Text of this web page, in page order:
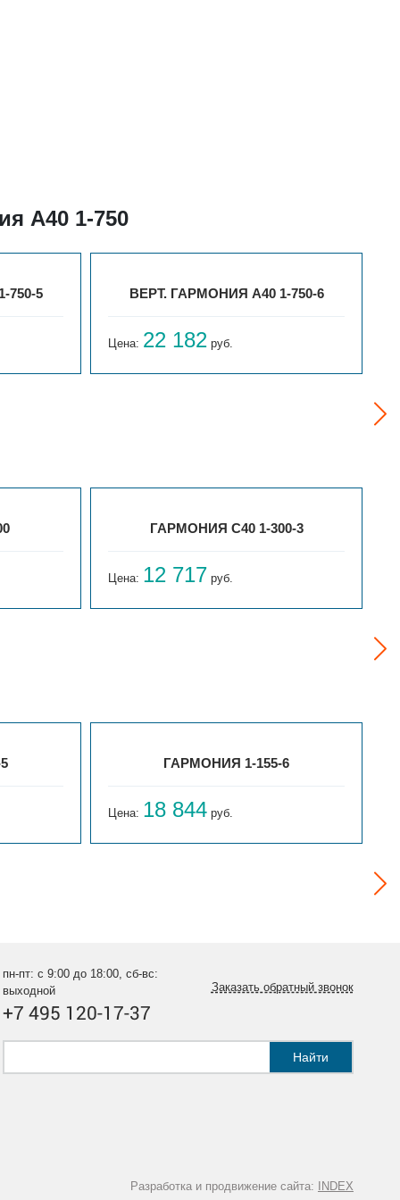
А40 1-750
750-5 ВЕРТ. ГАРМОНИЯ А40 1-750-6
Цена: 22 182 руб.
ГАРМОНИЯ С40 1-300-3
Цена: 12 717 руб.
ГАРМОНИЯ 1-155-6
Цена: 18 844 руб.
пн-пт: с 9:00 до 18:00, сб-вс:
выходной
+7 495 120-17-37
Заказать обратный звонок
Найти
Разработка и продвижение сайта: INDEX